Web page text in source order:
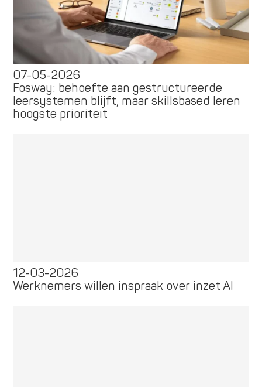
07-05-2026
Fosway: behoefte aan gestructureerde
leersystemen blijft, maar skillsbased leren
hoogste prioriteit
12-03-2026
Werknemers willen inspraak over inzet AI